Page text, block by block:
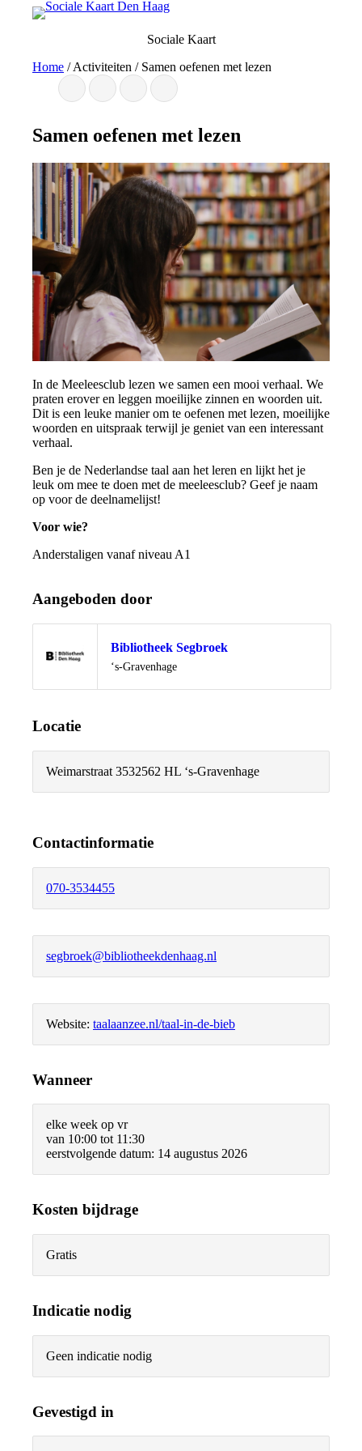
Sociale Kaart
Home /Activiteiten / Samen oefenen met lezen
Samen oefenen met lezen
In de Meeleesclub lezen we samen een mooi verhaal. We
praten erover en leggen moeilijke zinnen en woorden uit.
Dit is een leuke manier om te oefenen met lezen, moeilijke
woorden en uitspraak terwijl je geniet van een interessant
verhaal.
Ben je de Nederlandse taal aan het leren en lijkt het je
leuk om mee te doen met de meeleesclub? Geef je naam
op voor de deelnamelijst!
Voor wie?
Anderstaligen vanaf niveau A1
Aangeboden door
Bibliotheek Segbroek
Locatie
‘s-Gravenhage
Locatie
Weimarstraat 3532562 HL ‘s-Gravenhage
Contactinformatie
070-3534455
segbroek@bibliotheekdenhaag.nl
Website: taalaanzee.nl/taal-in-de-bieb
Wanneer
elke week op vr
van 10:00 tot 11:30
eerstvolgende datum: 14 augustus 2026
Kosten bijdrage
Gratis
Indicatie nodig
Geen indicatie nodig
Gevestigd in